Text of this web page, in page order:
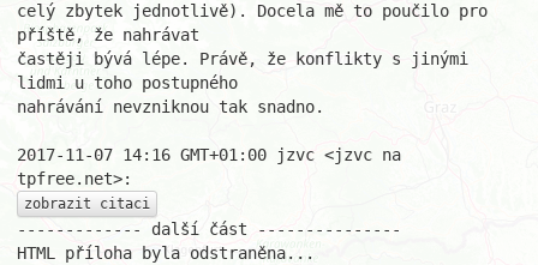
celý zbytek jednotlivě). Docela mě to poučilo pro
příště, že nahrávat
častěji bývá lépe. Právě, že konflikty s jinými
lidmi u toho postupného
nahrávání nevzniknou tak snadno.
2017-11-07 14:16 GMT+01:00 jzvc <jzvc na
zobrazit citaci
------------- další část ---------------
HTML příloha byla odstraněna...